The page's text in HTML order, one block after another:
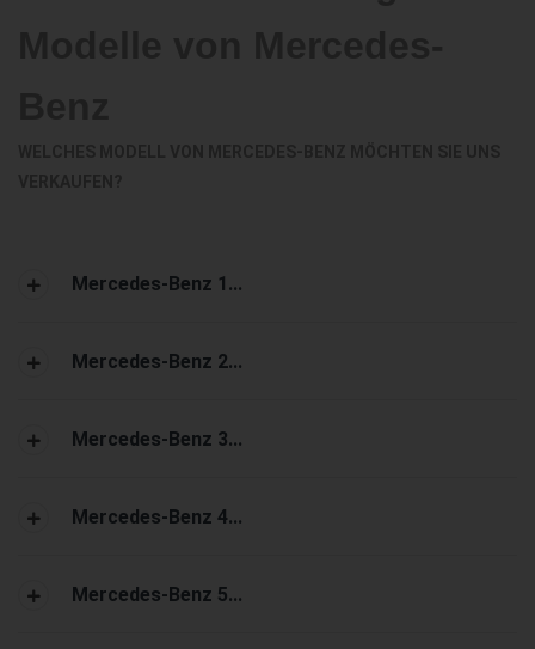
Mercedes-Benz 1...
Mercedes-Benz 2...
Mercedes-Benz 3...
Mercedes-Benz 4...
Mercedes-Benz 5...